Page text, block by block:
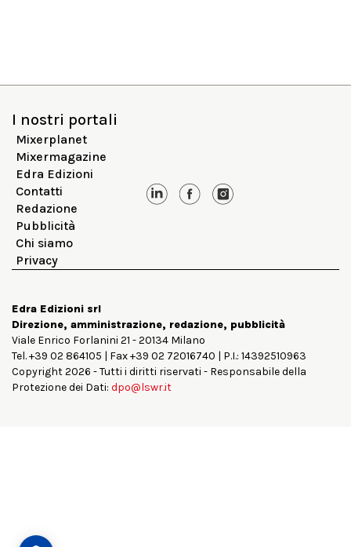
I nostri portali
Mixerplanet
Mixermagazine
Edra Edizioni
Contatti
Redazione
Pubblicità
Chi siamo
Privacy
Edra Edizioni srl
Direzione, amministrazione, redazione, pubblicità
Viale Enrico Forlanini 21 - 20134 Milano
Tel. +39 02 864105 | Fax +39 02 72016740 | P.I.: 14392510963
Copyright 2026 - Tutti i diritti riservati - Responsabile della
Protezione dei Dati: dpo@lswr.it